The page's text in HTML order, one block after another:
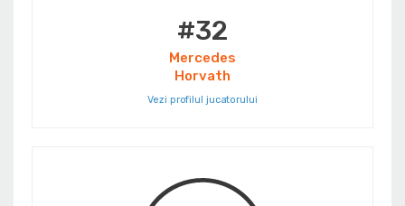
#32
Mercedes
Horvath
Vezi profilul jucatorului